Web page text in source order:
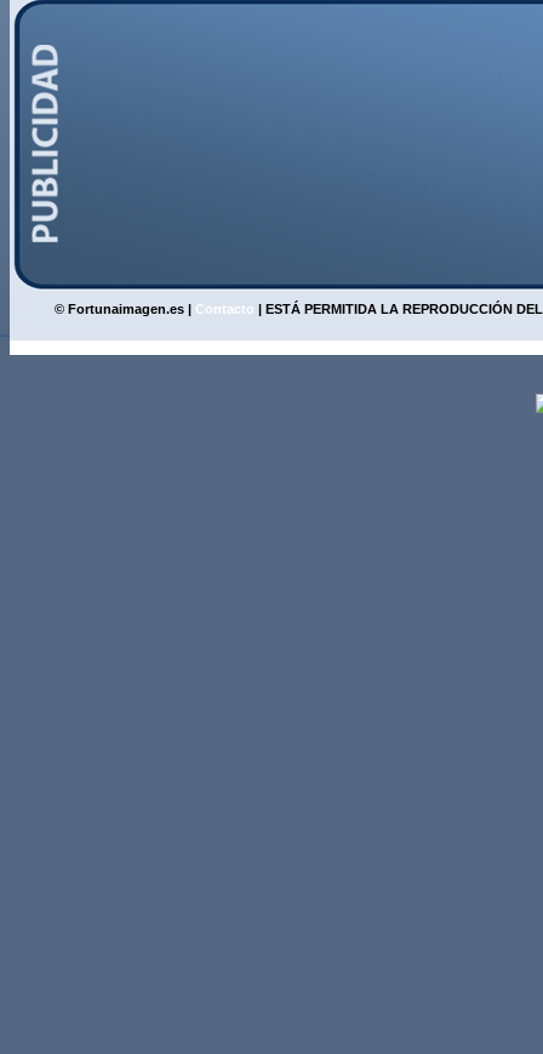
© Fortunaimagen.es | Contacto | ESTÁ PERMITIDA LA REPRODUCCIÓN